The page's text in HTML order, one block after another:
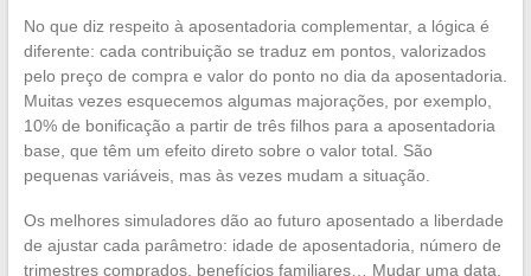
No que diz respeito à aposentadoria complementar, a lógica é
diferente: cada contribuição se traduz em pontos, valorizados
pelo preço de compra e valor do ponto no dia da aposentadoria.
Muitas vezes esquecemos algumas majorações, por exemplo,
10% de bonificação a partir de três filhos para a aposentadoria
base, que têm um efeito direto sobre o valor total. São
pequenas variáveis, mas às vezes mudam a situação.
Os melhores simuladores dão ao futuro aposentado a liberdade
de ajustar cada parâmetro: idade de aposentadoria, número de
trimestres comprados, benefícios familiares… Mudar uma data,